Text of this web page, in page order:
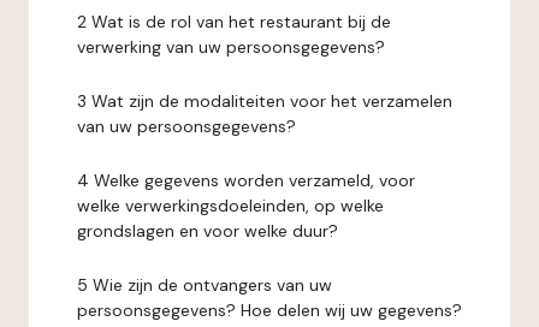
2 Wat is de rol van het restaurant bij de
verwerking van uw persoonsgegevens?
3 Wat zijn de modaliteiten voor het verzamelen
van uw persoonsgegevens?
4 Welke gegevens worden verzameld, voor
welke verwerkingsdoeleinden, op welke
grondslagen en voor welke duur?
5 Wie zijn de ontvangers van uw
persoonsgegevens? Hoe delen wij uw gegevens?